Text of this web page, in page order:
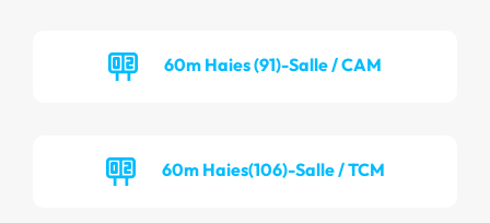
60m Haies (91)-Salle / CAM
60m Haies(106)-Salle / TCM